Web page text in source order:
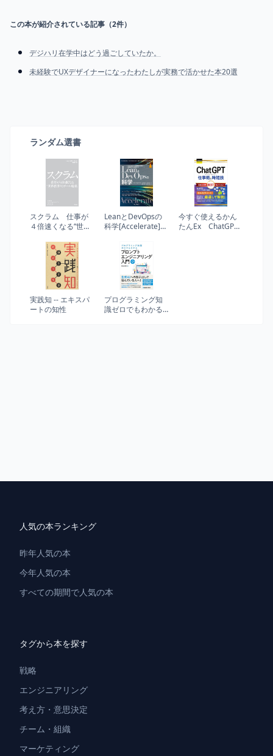
この本が紹介されている記事（2件）
デジハリ在学中はどう過ごしていたか。
未経験でUXデザイナーになったわたしが実務で活かせた本20選
ランダム選書
スクラム 仕事が
４倍速くなる“世界
LeanとDevOpsの
科学[Accelerate]
略的活用が組織変
革を加速する
(impress top gear)
今すぐ使えるかん
たんEx ChatGPT
実践知 -- エキスパ
ートの知性
プログラミング知
識ゼロでもわかる
人気の本ランキング
昨年人気の本
今年人気の本
すべての期間で人気の本
タグから本を探す
戦略
エンジニアリング
考え方・意思決定
チーム・組織
マーケティング